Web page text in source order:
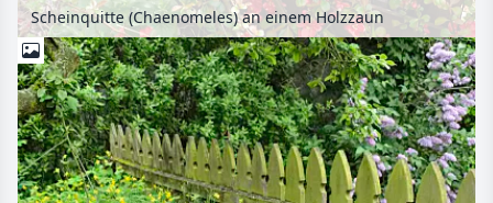
Scheinquitte (Chaenomeles) an einem Holzzaun